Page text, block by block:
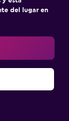
del lugar en